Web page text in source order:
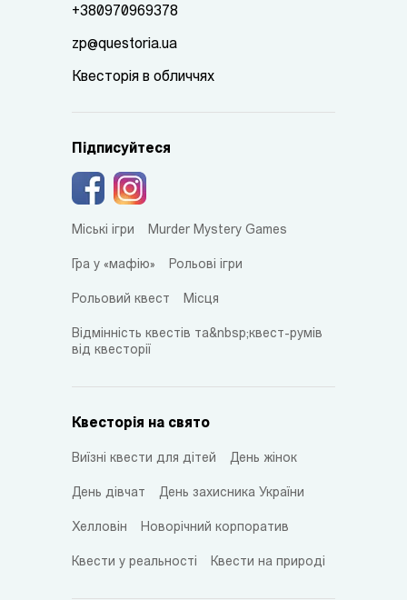
+380970969378
zp@questoria.ua
Квесторія в обличчях
Підписуйтеся
Міські ігри Murder Mystery Games
Гра у «мафію» Рольові ігри
Рольовий квест Місця
Відмінність квестів та&nbsp;квест-румів
від квесторії
Квесторія на свято
Виїзні квести для дітей День жінок
День дівчат День захисника України
Хелловін Новорічний корпоратив
Квести у реальності Квести на природі